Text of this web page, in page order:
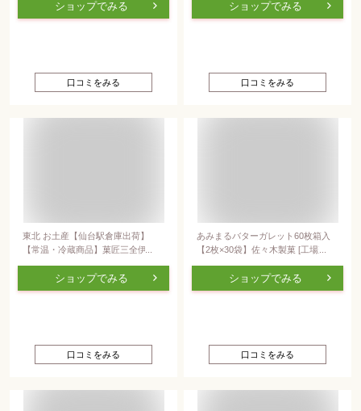
気 ※元から割れている商品です。
ショップでみる
口コミをみる
ショップでみる
口コミをみる
東北 お土産【仙台駅倉庫出荷】
【常温・冷蔵商品】菓匠三全伊達絵
菓子 スイーツ グルメ おとりよせお
年賀 お中元 御中元 お歳暮 御歳暮
ショップでみる
口コミをみる
あみまるバターガレット60枚箱入
【2枚×30袋】佐々木製菓 [工場直送]
ショップでみる
口コミをみる